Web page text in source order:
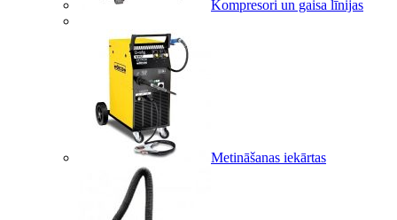
Kompresori un gaisa līnijas
Metināšanas iekārtas